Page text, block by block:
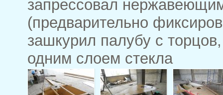
запрессовал
(предварительно
зашкурил палубу с
одним слоем стекла